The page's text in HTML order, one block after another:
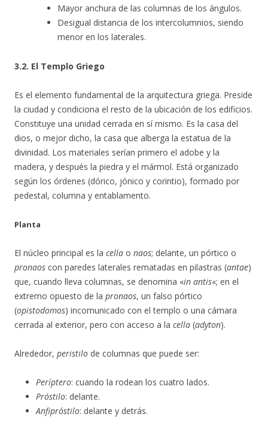
Mayor anchura de las columnas de los ángulos.
Desigual distancia de los intercolumnios, siendo
menor en los laterales.
3.2. El Templo Griego
Es el elemento fundamental de la arquitectura griega. Preside
la ciudad y condiciona el resto de la ubicación de los edificios.
Constituye una unidad cerrada en sí mismo. Es la casa del
dios, o mejor dicho, la casa que alberga la estatua de la
divinidad. Los materiales serían primero el adobe y la
madera, y después la piedra y el mármol. Está organizado
según los órdenes (dórico, jónico y corintio), formado por
pedestal, columna y entablamento.
Planta
El núcleo principal es la cella o naos; delante, un pórtico o
pronaos con paredes laterales rematadas en pilastras (antae)
que, cuando lleva columnas, se denomina «in antis«; en el
extremo opuesto de la pronaos, un falso pórtico
(opistodomos) incomunicado con el templo o una cámara
cerrada al exterior, pero con acceso a la cella (adyton).
Alrededor, peristilo de columnas que puede ser:
Períptero: cuando la rodean los cuatro lados.
Próstilo: delante.
Anfipróstilo: delante y detrás.